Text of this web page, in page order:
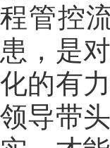
程管控
患，是
化的有
领导带